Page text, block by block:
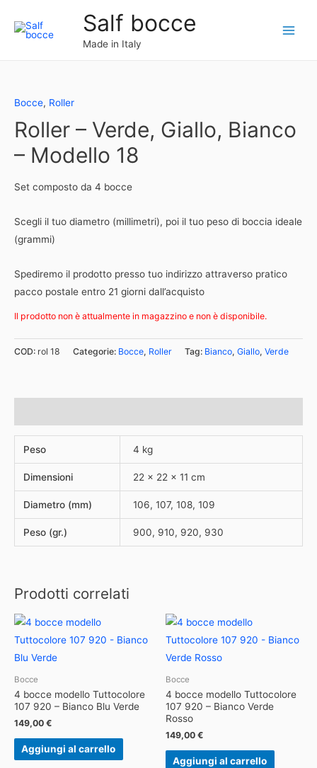
Salf bocce
Made in Italy
Bocce, Roller
Roller – Verde, Giallo, Bianco
– Modello 18
Set composto da 4 bocce
Scegli il tuo diametro (millimetri), poi il tuo peso di boccia ideale
(grammi)
Spediremo il prodotto presso tuo indirizzo attraverso pratico
pacco postale entro 21 giorni dall’acquisto
Il prodotto non è attualmente in magazzino e non è disponibile.
COD: rol 18 Categorie: Bocce, Roller Tag: Bianco, Giallo, Verde
Peso 4 kg
Dimensioni 22 × 22 × 11 cm
Diametro (mm) 106, 107, 108, 109
Peso (gr.) 900, 910, 920, 930
Prodotti correlati
Bocce
4 bocce modello Tuttocolore
107 920 – Bianco Blu Verde
149,00 €
Aggiungi al carrello
Bocce
4 bocce modello Tuttocolore
107 920 – Bianco Verde
Rosso
149,00 €
Aggiungi al carrello